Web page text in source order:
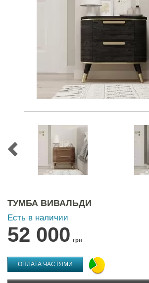
ТУМБА ВИВАЛЬДИ
Есть в наличии
52 000 грн
ОПЛАТА ЧАСТЯМИ